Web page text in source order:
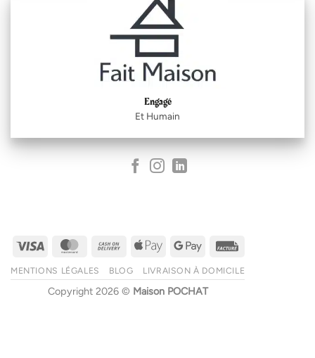
Engagé
Et Humain
Visa MasterCardCash
Delivery
Apple
Google
MENTIONS LÉGALES BLOG LIVRAISON À DOMICILE
Copyright 2026 © Maison POCHAT